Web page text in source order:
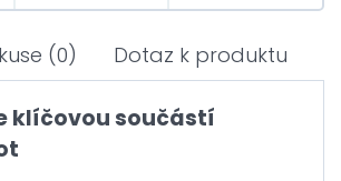
(0) Dotaz k produktu
klíčovou součástí